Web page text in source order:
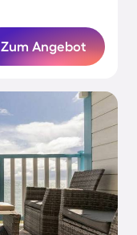
Zum Angebot